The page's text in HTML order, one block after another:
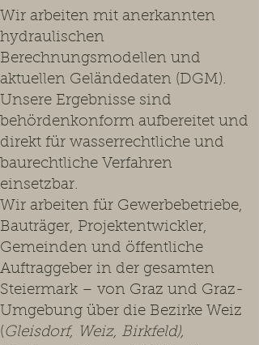
Wir arbeiten mit anerkannten
hydraulischen
Berechnungsmodellen und
aktuellen Geländedaten (DGM).
Unsere Ergebnisse sind
behördenkonform aufbereitet und
direkt für wasserrechtliche und
baurechtliche Verfahren
einsetzbar.
Wir arbeiten für Gewerbebetriebe,
Bauträger, Projektentwickler,
Gemeinden und öffentliche
Auftraggeber in der gesamten
Steiermark – von Graz und Graz-
Umgebung über die Bezirke Weiz
(Gleisdorf, Weiz, Birkfeld),